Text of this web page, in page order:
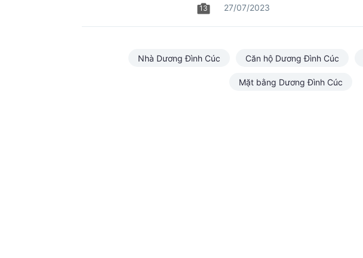
13 27/07/2023
Nhà Dương Đình Cúc Căn hộ Dương Đình Cúc
Mặt bằng Dương Đình Cúc